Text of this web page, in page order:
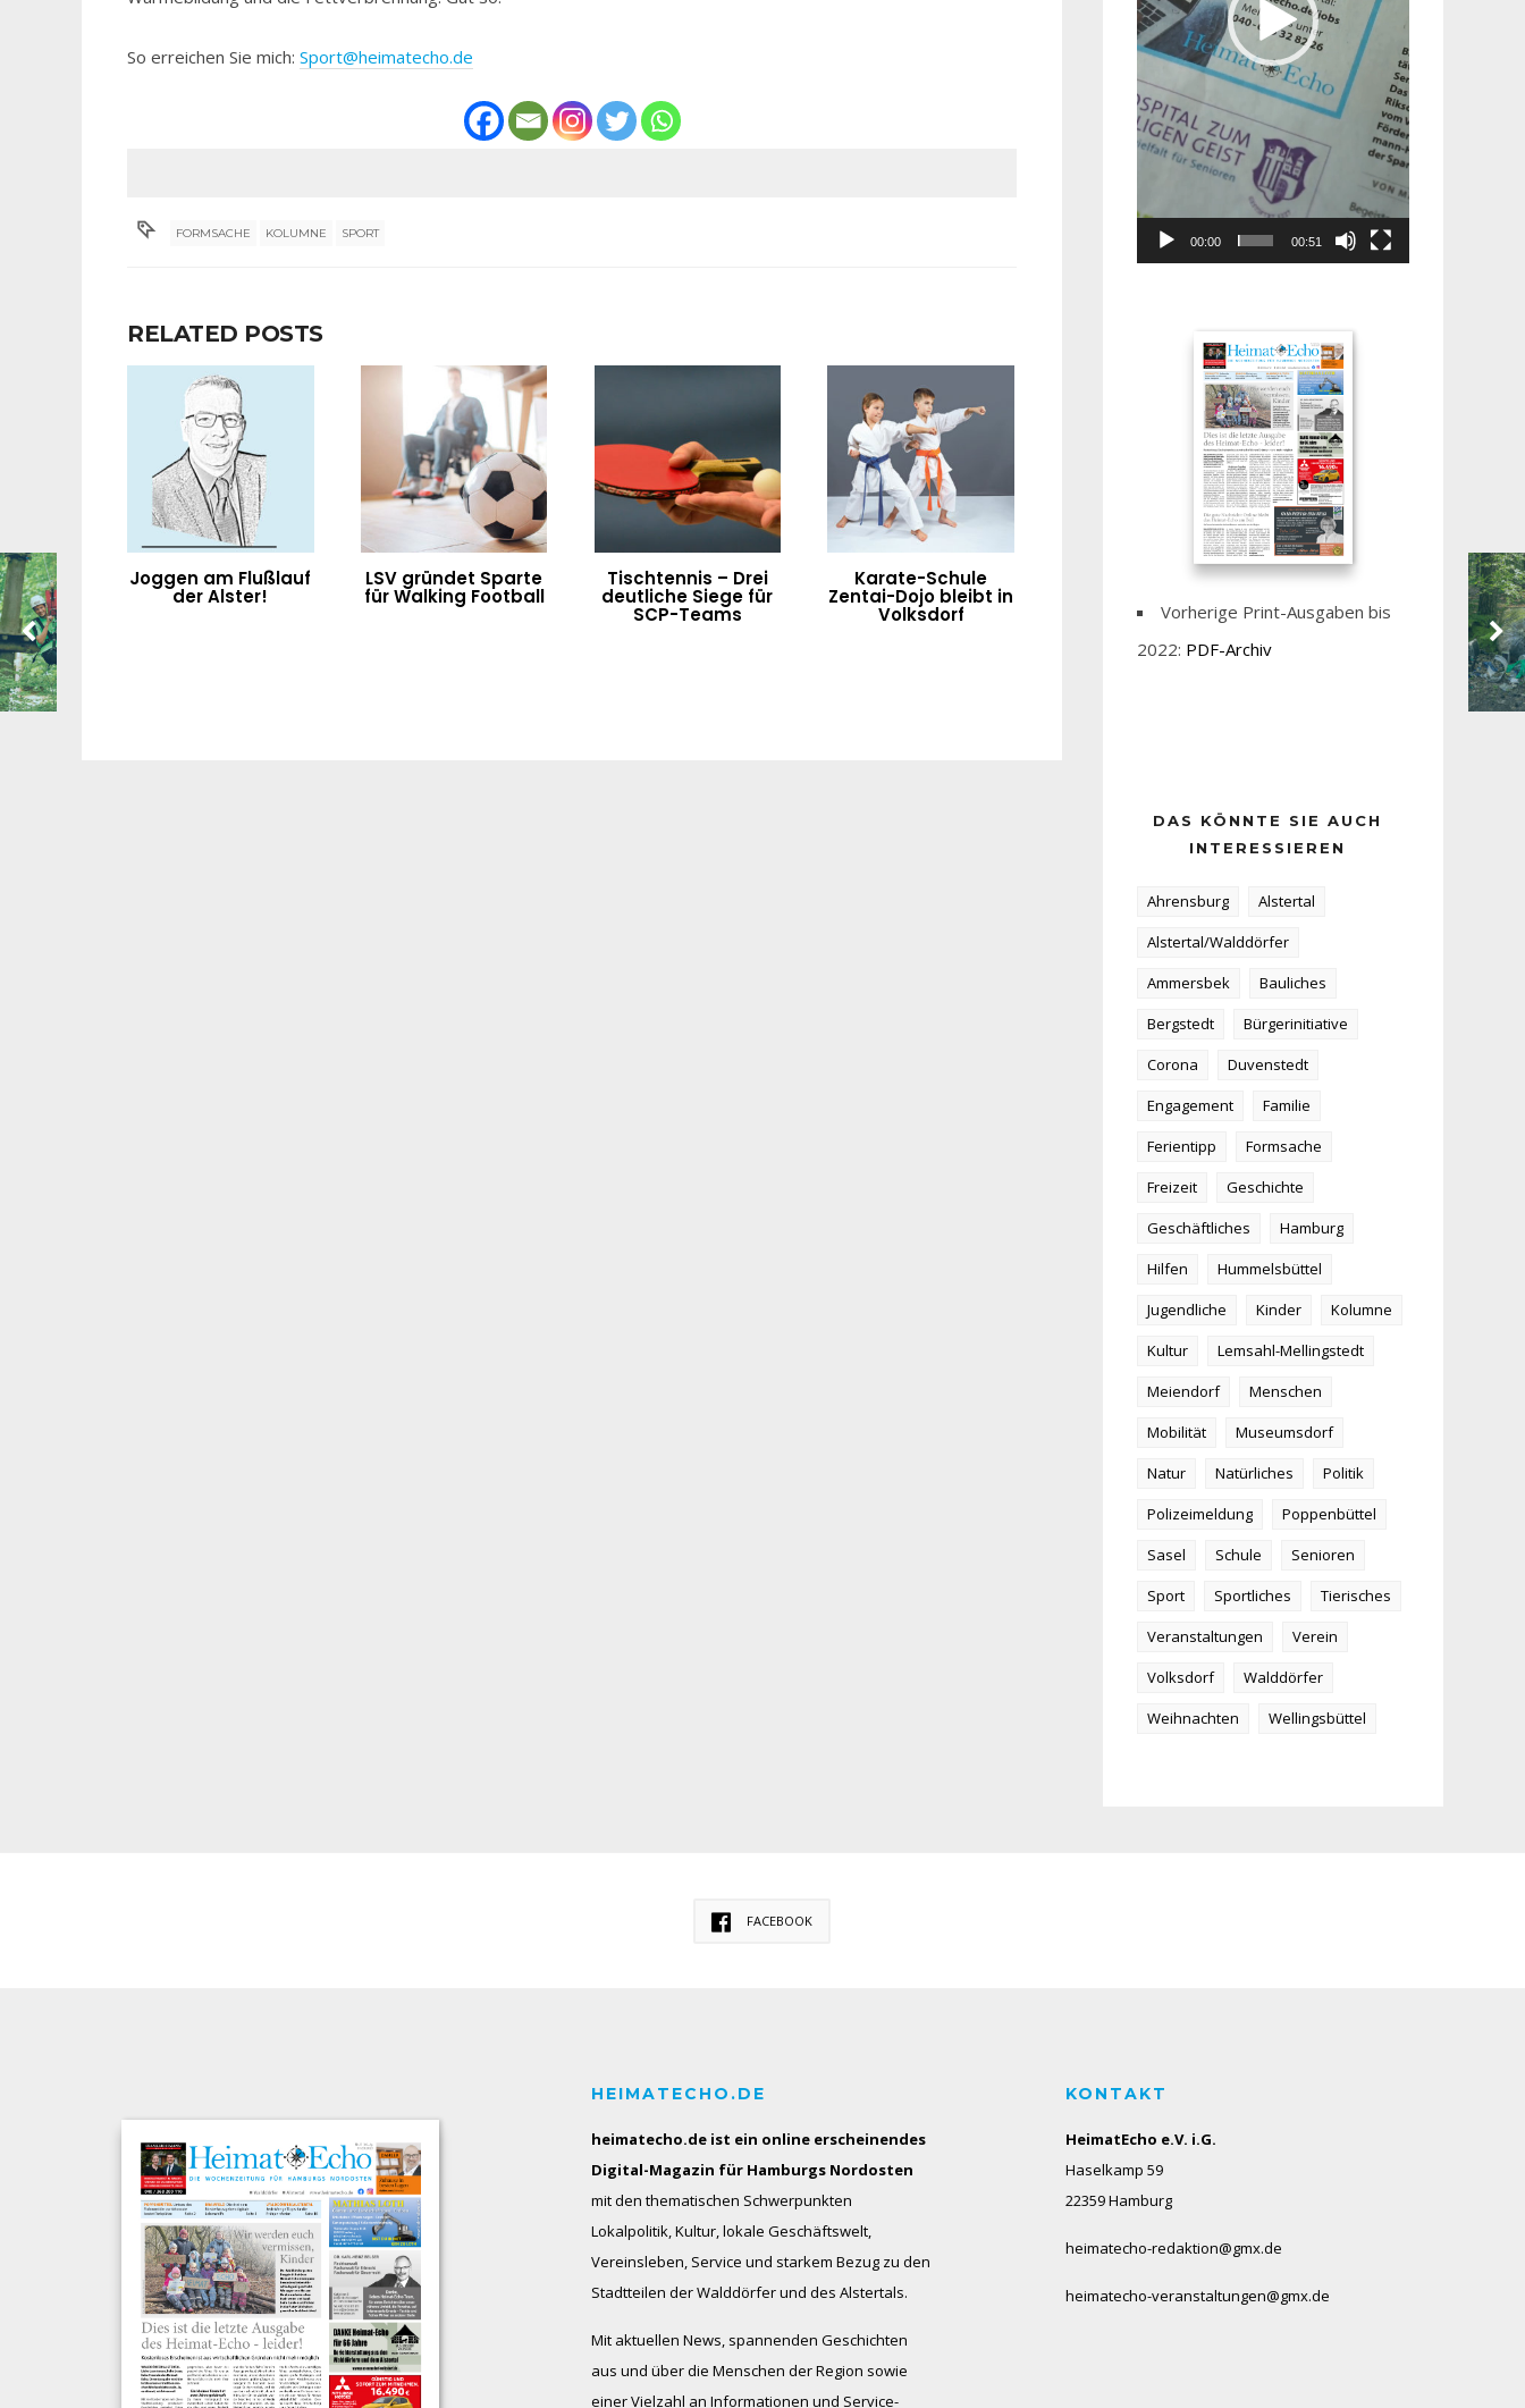
So erreichen Sie mich: Sport@heimatecho.de
FORMSACHE KOLUMNE SPORT
RELATED POSTS
Joggen am Flußlauf
der Alster!
LSV gründet Sparte
für Walking Football
Tischtennis – Drei
deutliche Siege für
SCP-Teams
Karate-Schule
Zentai-Dojo bleibt in
Volksdorf
00:00 00:51
Vorherige Print-Ausgaben bis
2022: PDF-Archiv
DAS KÖNNTE SIE AUCH
INTERESSIEREN
Ahrensburg
Alstertal
Alstertal/Walddörfer
Ammersbek
Bauliches
Bergstedt
Bürgerinitiative
Corona
Duvenstedt
Engagement
Familie
Ferientipp
Formsache
Freizeit
Geschichte
Geschäftliches
Hamburg
Hilfen
Hummelsbüttel
Jugendliche
Kinder
Kolumne
Kultur
Lemsahl-Mellingstedt
Meiendorf
Menschen
Mobilität
Museumsdorf
Natur
Natürliches
Politik
Polizeimeldung
Poppenbüttel
Sasel
Schule
Senioren
Sport
Sportliches
Tierisches
Veranstaltungen
Verein
Volksdorf
Walddörfer
Weihnachten
Wellingsbüttel
FACEBOOK
HEIMATECHO.DE
heimatecho.de ist ein online erscheinendes
Digital-Magazin für Hamburgs Nordosten
mit den thematischen Schwerpunkten
Lokalpolitik, Kultur, lokale Geschäftswelt,
Vereinsleben, Service und starkem Bezug zu den
Stadtteilen der Walddörfer und des Alstertals.
Mit aktuellen News, spannenden Geschichten
aus und über die Menschen der Region sowie
einer Vielzahl an Informationen und Service-
KONTAKT
HeimatEcho e.V. i.G.
Haselkamp 59
22359 Hamburg
heimatecho-redaktion@gmx.de
heimatecho-veranstaltungen@gmx.de